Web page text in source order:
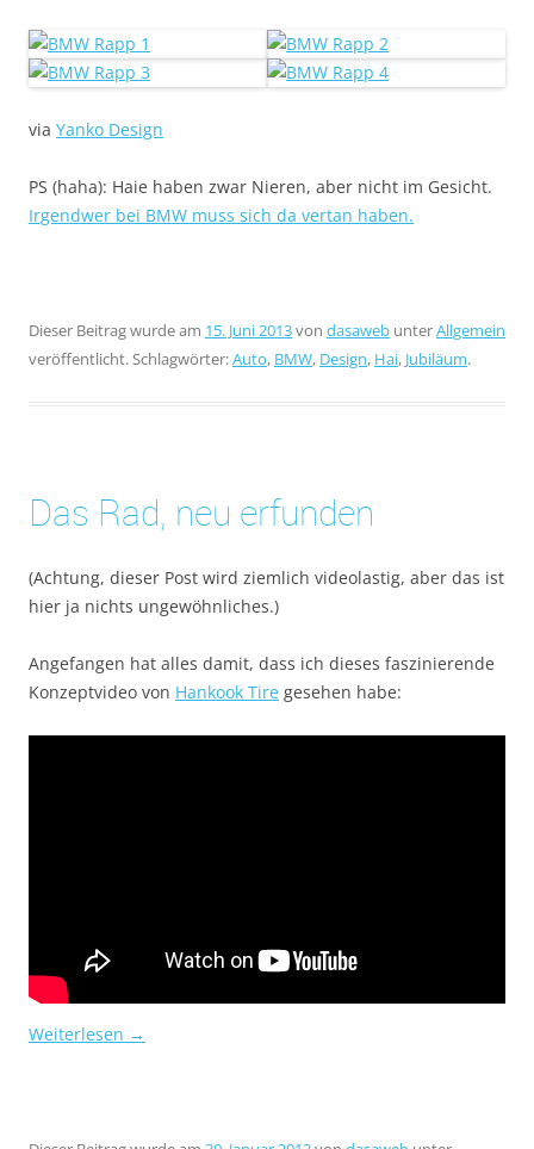
via Yanko Design
PS (haha): Haie haben zwar Nieren, aber nicht im Gesicht.
Irgendwer bei BMW muss sich da vertan haben.
Dieser Beitrag wurde am 15. Juni 2013von dasaweb unterAllgemein
veröffentlicht. Schlagwörter:Auto, BMW, Design, Hai, Jubiläum.
Das Rad, neu erfunden
(Achtung, dieser Post wird ziemlich videolastig, aber das ist
hier ja nichts ungewöhnliches.)
Angefangen hat alles damit, dass ich dieses faszinierende
Konzeptvideo von Hankook Tire gesehen habe:
Weiterlesen →